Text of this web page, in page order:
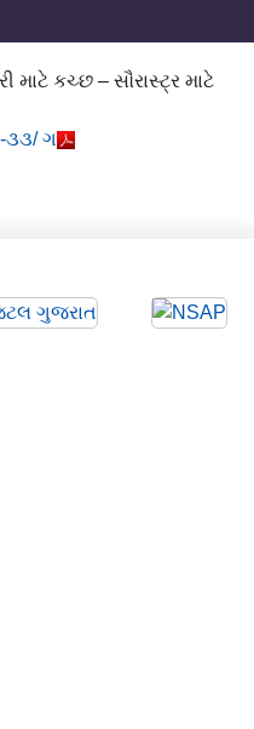
માટે કચ્છ – સૌરાસ્ટ્ર માટે
૩૩/ ગ